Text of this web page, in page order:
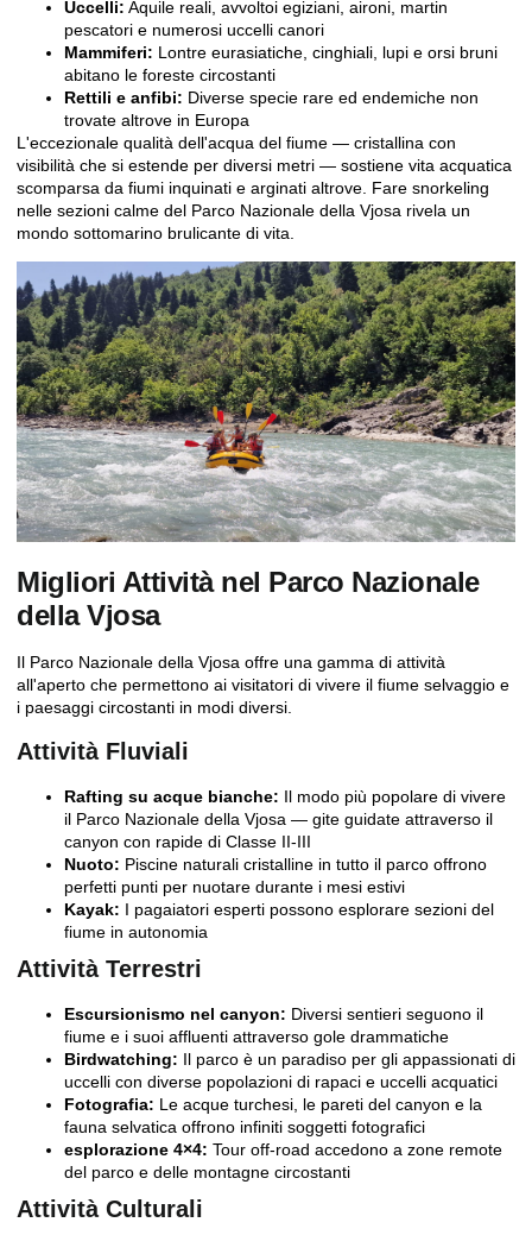
Uccelli: Aquile reali, avvoltoi egiziani, aironi, martin
pescatori e numerosi uccelli canori
Mammiferi: Lontre eurasiatiche, cinghiali, lupi e orsi bruni
abitano le foreste circostanti
Rettili e anfibi: Diverse specie rare ed endemiche non
trovate altrove in Europa
L'eccezionale qualità dell'acqua del fiume — cristallina con
visibilità che si estende per diversi metri — sostiene vita acquatica
scomparsa da fiumi inquinati e arginati altrove. Fare snorkeling
nelle sezioni calme del Parco Nazionale della Vjosa rivela un
mondo sottomarino brulicante di vita.
Migliori Attività nel Parco Nazionale
della Vjosa
Il Parco Nazionale della Vjosa offre una gamma di attività
all'aperto che permettono ai visitatori di vivere il fiume selvaggio e
i paesaggi circostanti in modi diversi.
Attività Fluviali
Rafting su acque bianche: Il modo più popolare di vivere
il Parco Nazionale della Vjosa — gite guidate attraverso il
canyon con rapide di Classe II-III
Nuoto: Piscine naturali cristalline in tutto il parco offrono
perfetti punti per nuotare durante i mesi estivi
Kayak: I pagaiatori esperti possono esplorare sezioni del
fiume in autonomia
Attività Terrestri
Escursionismo nel canyon: Diversi sentieri seguono il
fiume e i suoi affluenti attraverso gole drammatiche
Birdwatching: Il parco è un paradiso per gli appassionati di
uccelli con diverse popolazioni di rapaci e uccelli acquatici
Fotografia: Le acque turchesi, le pareti del canyon e la
fauna selvatica offrono infiniti soggetti fotografici
esplorazione 4×4: Tour off-road accedono a zone remote
del parco e delle montagne circostanti
Attività Culturali